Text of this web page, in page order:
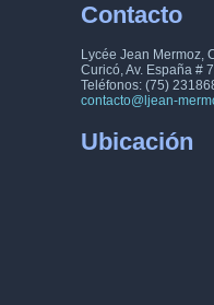
Contacto
Lycée Jean Mermoz,
Curicó, Av. España #
Teléfonos: (75)
contacto@ljean-
Ubicación